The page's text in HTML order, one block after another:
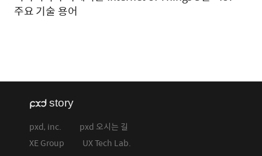
주요 기술 용어
pxd, inc.
pxd 오시는 길
XE Group
UX Tech Lab.